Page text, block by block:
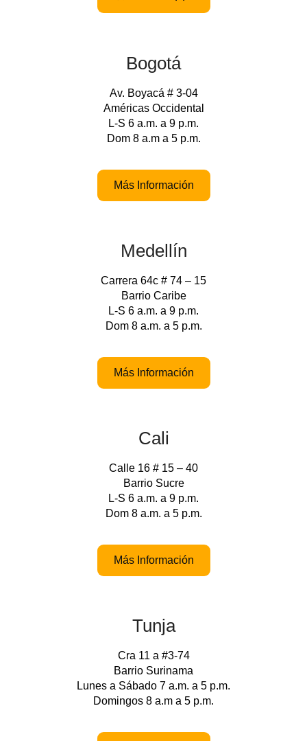
Bogotá
Av. Boyacá # 3-04
Américas Occidental
L-S 6 a.m. a 9 p.m.
Dom 8 a.m a 5 p.m.
Más Información
Medellín
Carrera 64c # 74 – 15
Barrio Caribe
L-S 6 a.m. a 9 p.m.
Dom 8 a.m. a 5 p.m.
Más Información
Cali
Calle 16 # 15 – 40
Barrio Sucre
L-S 6 a.m. a 9 p.m.
Dom 8 a.m. a 5 p.m.
Más Información
Tunja
Cra 11 a #3-74
Barrio Surinama
Lunes a Sábado 7 a.m. a 5 p.m.
Domingos 8 a.m a 5 p.m.